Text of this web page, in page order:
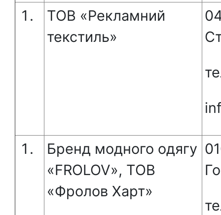
ТОВ «Рекламний
текстиль»
Бренд модного одягу
«FROLOV», ТОВ
«Фролов Харт»